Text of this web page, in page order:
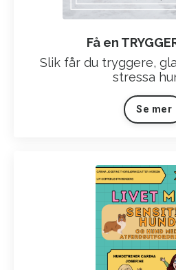
Få en
Slik får du tryggere,
stressa
Se mer